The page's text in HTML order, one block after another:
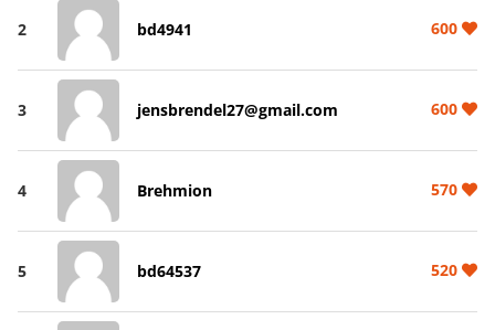
2 bd4941 600
3 jensbrendel27@gmail.com 600
4 Brehmion 570
5 bd64537 520